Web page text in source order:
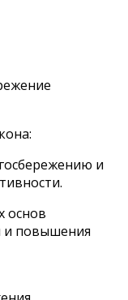
и
основ
и повышения